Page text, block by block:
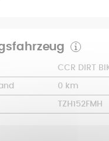
CCR DIRT
0 km
TZH152FMH